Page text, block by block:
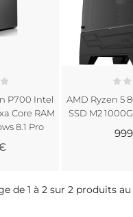
P700 Intel
Core RAM
8.1 Pro
AMD Ryzen 5
SSD M2
de 1 à 2 sur 2 produits
D'ENVIES
Créer une liste
connecté pour ajouter
Annuler